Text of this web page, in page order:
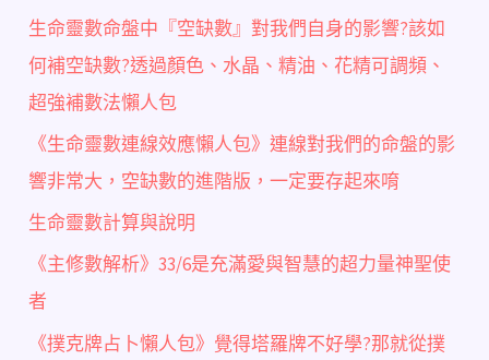
生命靈數命盤中『空缺數』對我們自身的影響?該如
何補空缺數?透過顏色、水晶、精油、花精可調頻、
超強補數法懶人包
《生命靈數連線效應懶人包》連線對我們的命盤的影
響非常大，空缺數的進階版，一定要存起來唷
生命靈數計算與說明
《主修數解析》33/6是充滿愛與智慧的超力量神聖使
者
《撲克牌占卜懶人包》覺得塔羅牌不好學?那就從撲